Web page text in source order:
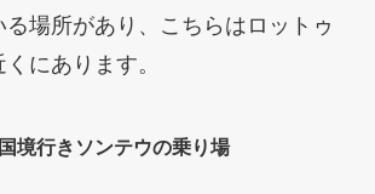
る場所があり、こちらはロットゥ
にあります。
境行きソンテウの乗り場